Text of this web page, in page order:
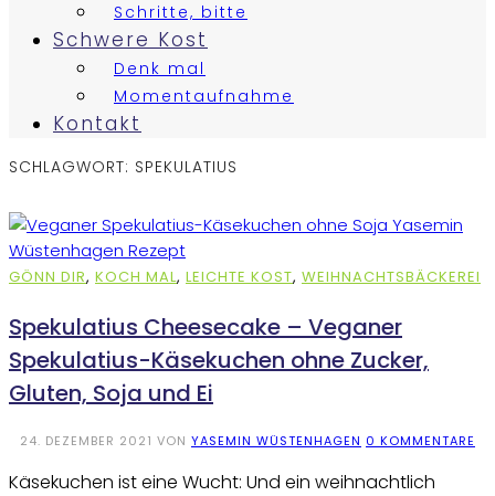
Schritte, bitte
Schwere Kost
Denk mal
Momentaufnahme
Kontakt
SCHLAGWORT: SPEKULATIUS
GÖNN DIR, KOCH MAL, LEICHTE KOST, WEIHNACHTSBÄCKEREI
Spekulatius Cheesecake – Veganer
Spekulatius-Käsekuchen ohne Zucker,
Gluten, Soja und Ei
24. DEZEMBER 2021 VON YASEMIN WÜSTENHAGEN 0 KOMMENTARE
Käsekuchen ist eine Wucht: Und ein weihnachtlich